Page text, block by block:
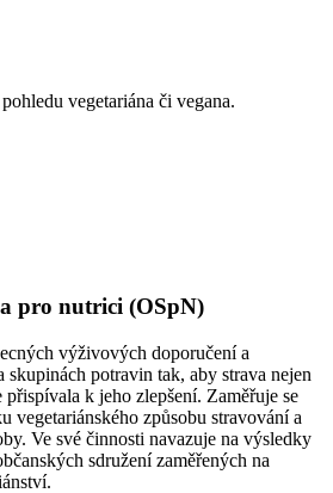
vegetariána či vegana.
pro nutrici (OSpN)
výživových doporučení a
skupinách potravin tak, aby strava nejen
k jeho zlepšení. Zaměřuje se
vegetariánského způsobu stravování a
Ve své činnosti navazuje na výsledky
sdružení zaměřených na